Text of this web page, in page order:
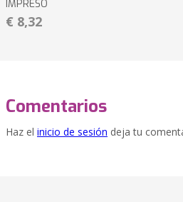
IMPRESO
€ 8,32
Comentarios
Haz el inicio de sesión deja tu